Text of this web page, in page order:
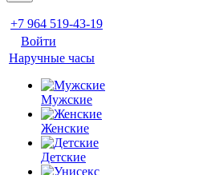
+7 964 519-43-19
Войти
Наручные часы
Мужские
Женские
Детские